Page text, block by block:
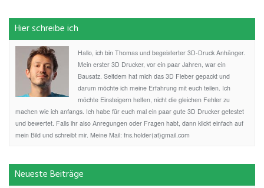
Hier schreibe ich
Hallo, ich bin Thomas und begeisterter 3D-Druck Anhänger.
Mein erster 3D Drucker, vor ein paar Jahren, war ein
Bausatz. Seitdem hat mich das 3D Fieber gepackt und
darum möchte ich meine Erfahrung mit euch teilen. Ich
möchte Einsteigern helfen, nicht die gleichen Fehler zu
machen wie ich anfangs. Ich habe für euch mal ein paar gute 3D Drucker getestet
und bewertet. Falls ihr also Anregungen oder Fragen habt, dann klickt einfach auf
mein Bild und schreibt mir. Meine Mail: fns.holder(at)gmail.com
Neueste Beiträge